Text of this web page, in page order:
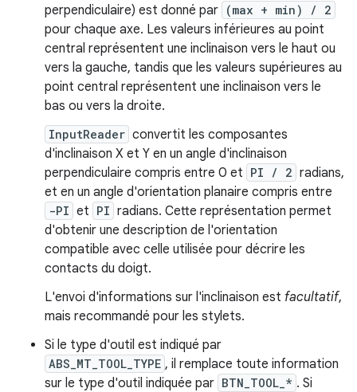
perpendiculaire) est donné par (max + min) / 2
pour chaque axe. Les valeurs inférieures au point
central représentent une inclinaison vers le haut ou
vers la gauche, tandis que les valeurs supérieures au
point central représentent une inclinaison vers le
bas ou vers la droite.
InputReader convertit les composantes
d'inclinaison X et Y en un angle d'inclinaison
perpendiculaire compris entre 0 et PI / 2 radians,
et en un angle d'orientation planaire compris entre
-PI et PI radians. Cette représentation permet
d'obtenir une description de l'orientation
compatible avec celle utilisée pour décrire les
contacts du doigt.
L'envoi d'informations sur l'inclinaison est facultatif,
mais recommandé pour les stylets.
Si le type d'outil est indiqué par
ABS_MT_TOOL_TYPE , il remplace toute information
sur le type d'outil indiquée par BTN_TOOL_* . Si